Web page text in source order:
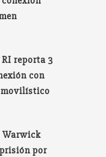
reporta 3
con
Warwick
por